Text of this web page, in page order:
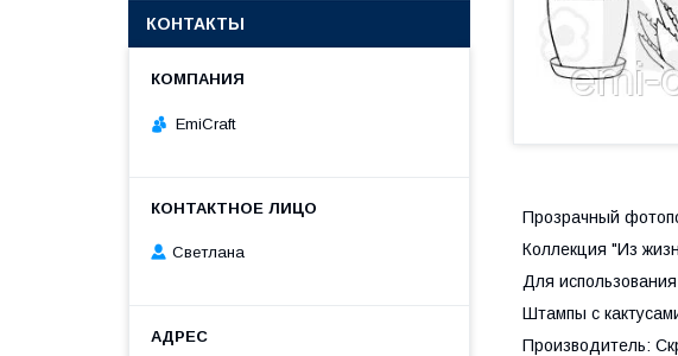
Прозрачный
Коллекция "Из
Для
Штампы с
Производитель:
КОНТАКТЫ
EmiCraft
Светлана